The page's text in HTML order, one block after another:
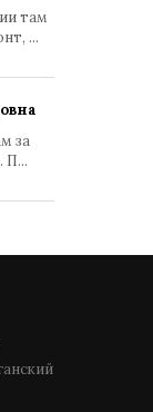
там
...
за
П...